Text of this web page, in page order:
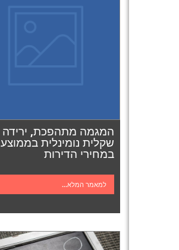
המגמה מתהפכת, ירידה
שקלית נומינלית בממוצע
במחירי הדירות
למאמר המלא...